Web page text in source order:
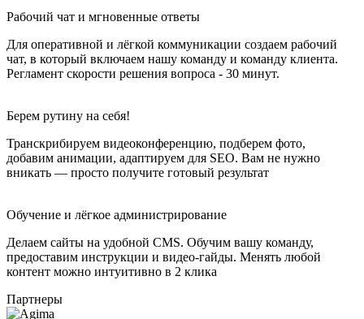
Рабочий чат и мгновенные ответы
Для оперативной и лёгкой коммуникации создаем рабочий
чат, в который включаем нашу команду и команду клиента.
Регламент скорости решения вопроса - 30 минут.
Берем рутину на себя!
Транскрибируем видеоконференцию, подберем фото,
добавим анимации, адаптируем для SEO. Вам не нужно
вникать — просто получите готовый результат
Обучение и лёгкое администрирование
Делаем сайты на удобной CMS. Обучим вашу команду,
предоставим инструкции и видео-гайды. Менять любой
контент можно интуитивно в 2 клика
Партнеры